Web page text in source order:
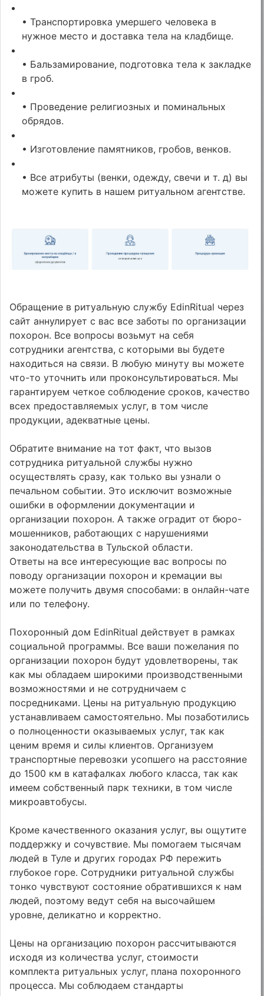
• Транспортировка умершего человека в
нужное место и доставка тела на кладбище.
• Бальзамирование, подготовка тела к закладке
в гроб.
• Проведение религиозных и поминальных
обрядов.
• Изготовление памятников, гробов, венков.
• Все атрибуты (венки, одежду, свечи и т. д) вы
можете купить в нашем ритуальном агентстве.
Обращение в ритуальную службу EdinRitual через
сайт аннулирует с вас все заботы по организации
похорон. Все вопросы возьмут на себя
сотрудники агентства, с которыми вы будете
находиться на связи. В любую минуту вы можете
что-то уточнить или проконсультироваться. Мы
гарантируем четкое соблюдение сроков, качество
всех предоставляемых услуг, в том числе
продукции, адекватные цены.
Обратите внимание на тот факт, что вызов
сотрудника ритуальной службы нужно
осуществлять сразу, как только вы узнали о
печальном событии. Это исключит возможные
ошибки в оформлении документации и
организации похорон. А также оградит от бюро-
мошенников, работающих с нарушениями
законодательства в Тульской области.
Ответы на все интересующие вас вопросы по
поводу организации похорон и кремации вы
можете получить двумя способами: в онлайн-чате
или по телефону.
Похоронный дом EdinRitual действует в рамках
социальной программы. Все ваши пожелания по
организации похорон будут удовлетворены, так
как мы обладаем широкими производственными
возможностями и не сотрудничаем с
посредниками. Цены на ритуальную продукцию
устанавливаем самостоятельно. Мы позаботились
о полноценности оказываемых услуг, так как
ценим время и силы клиентов. Организуем
транспортные перевозки усопшего на расстояние
до 1500 км в катафалках любого класса, так как
имеем собственный парк техники, в том числе
микроавтобусы.
Кроме качественного оказания услуг, вы ощутите
поддержку и сочувствие. Мы помогаем тысячам
людей в Туле и других городах РФ пережить
глубокое горе. Сотрудники ритуальной службы
тонко чувствуют состояние обратившихся к нам
людей, поэтому ведут себя на высочайшем
уровне, деликатно и корректно.
Цены на организацию похорон рассчитываются
исходя из количества услуг, стоимости
комплекта ритуальных услуг, плана похоронного
процесса. Мы соблюдаем стандарты